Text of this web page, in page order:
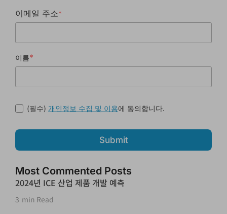
이메일 주소*
이름*
(필수) 개인정보 수집 및 이용에 동의합니다.
Submit
Most Commented Posts
2024년 ICE 산업 제품 개발 예측
3 min Read